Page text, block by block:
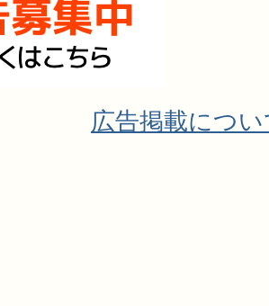
広告掲載につ